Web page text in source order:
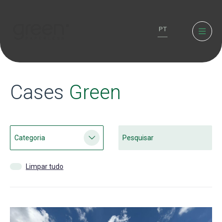
PT
Cases Green
Limpar tudo